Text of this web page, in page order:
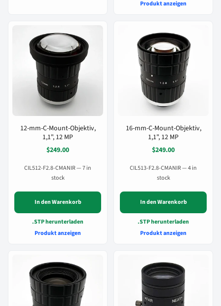
Produkt anzeigen
12-mm-C-Mount-Objektiv,
1,1", 12 MP
$249.00
CIL512-F2.8-CMANIR — 7 in
stock
In den Warenkorb
.STP herunterladen
Produkt anzeigen
16-mm-C-Mount-Objektiv,
1,1", 12 MP
$249.00
CIL513-F2.8-CMANIR — 4 in
stock
In den Warenkorb
.STP herunterladen
Produkt anzeigen